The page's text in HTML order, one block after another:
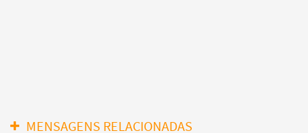
MENSAGENS RELACIONADAS